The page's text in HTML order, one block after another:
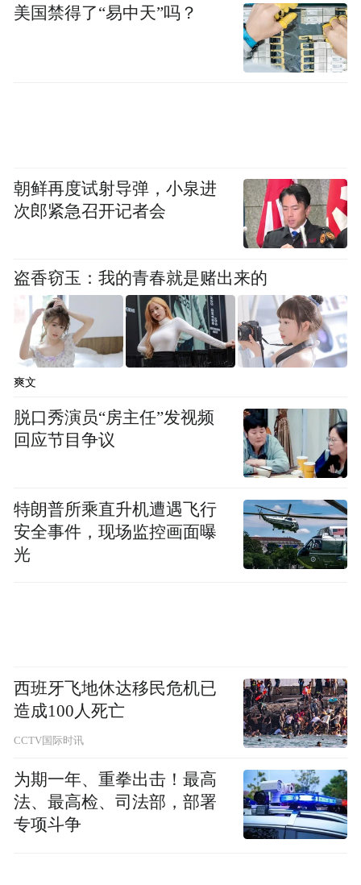
美国禁得了“易中天”吗？
朝鲜再度试射导弹，小泉进
次郎紧急召开记者会
盗香窃玉：我的青春就是赌出来的
爽文
脱口秀演员“房主任”发视频
回应节目争议
特朗普所乘直升机遭遇飞行
安全事件，现场监控画面曝
光
西班牙飞地休达移民危机已
造成100人死亡
CCTV国际时讯
为期一年、重拳出击！最高
法、最高检、司法部，部署
专项斗争